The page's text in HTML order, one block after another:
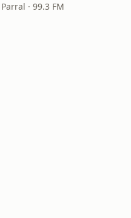
Parral · 99.3 FM